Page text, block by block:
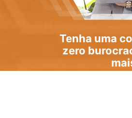
Tenha uma
zero